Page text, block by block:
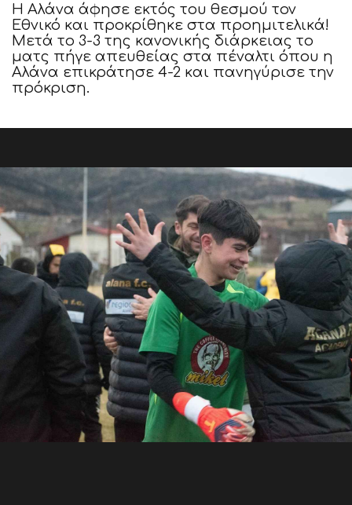
H Αλάνα άφησε εκτός του θεσμού τον
Εθνικό και προκρίθηκε στα προημιτελικά!
Μετά το 3-3 της κανονικής διάρκειας το
ματς πήγε απευθείας στα πέναλτι όπου η
Αλάνα επικράτησε 4-2 και πανηγύρισε την
πρόκριση.